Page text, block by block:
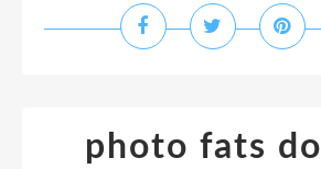
photo fats